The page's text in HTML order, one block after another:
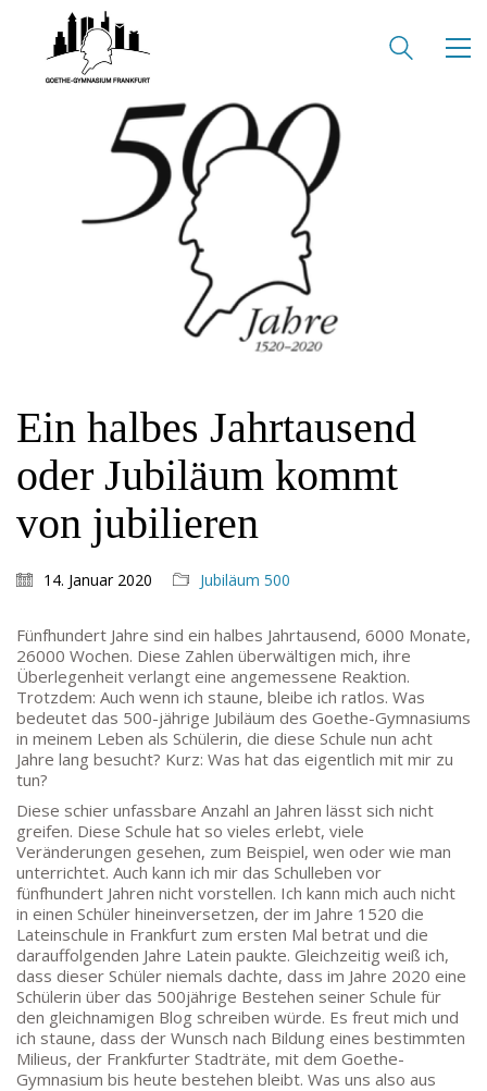
Ein halbes Jahrtausend
oder Jubiläum kommt
von jubilieren
14. Januar 2020 Jubiläum 500
Fünfhundert Jahre sind ein halbes Jahrtausend, 6000 Monate,
26000 Wochen. Diese Zahlen überwältigen mich, ihre
Überlegenheit verlangt eine angemessene Reaktion.
Trotzdem: Auch wenn ich staune, bleibe ich ratlos. Was
bedeutet das 500-jährige Jubiläum des Goethe-Gymnasiums
in meinem Leben als Schülerin, die diese Schule nun acht
Jahre lang besucht? Kurz: Was hat das eigentlich mit mir zu
tun?
Diese schier unfassbare Anzahl an Jahren lässt sich nicht
greifen. Diese Schule hat so vieles erlebt, viele
Veränderungen gesehen, zum Beispiel, wen oder wie man
unterrichtet. Auch kann ich mir das Schulleben vor
fünfhundert Jahren nicht vorstellen. Ich kann mich auch nicht
in einen Schüler hineinversetzen, der im Jahre 1520 die
Lateinschule in Frankfurt zum ersten Mal betrat und die
darauffolgenden Jahre Latein paukte. Gleichzeitig weiß ich,
dass dieser Schüler niemals dachte, dass im Jahre 2020 eine
Schülerin über das 500jährige Bestehen seiner Schule für
den gleichnamigen Blog schreiben würde. Es freut mich und
ich staune, dass der Wunsch nach Bildung eines bestimmten
Milieus, der Frankfurter Stadträte, mit dem Goethe-
Gymnasium bis heute bestehen bleibt. Was uns also aus
Goethe-Gymnasium
Friedrich-Ebert-Anlage 22
60325 Frankfurt am Main
IMPRESSUM →
DATENSCHUTZ →